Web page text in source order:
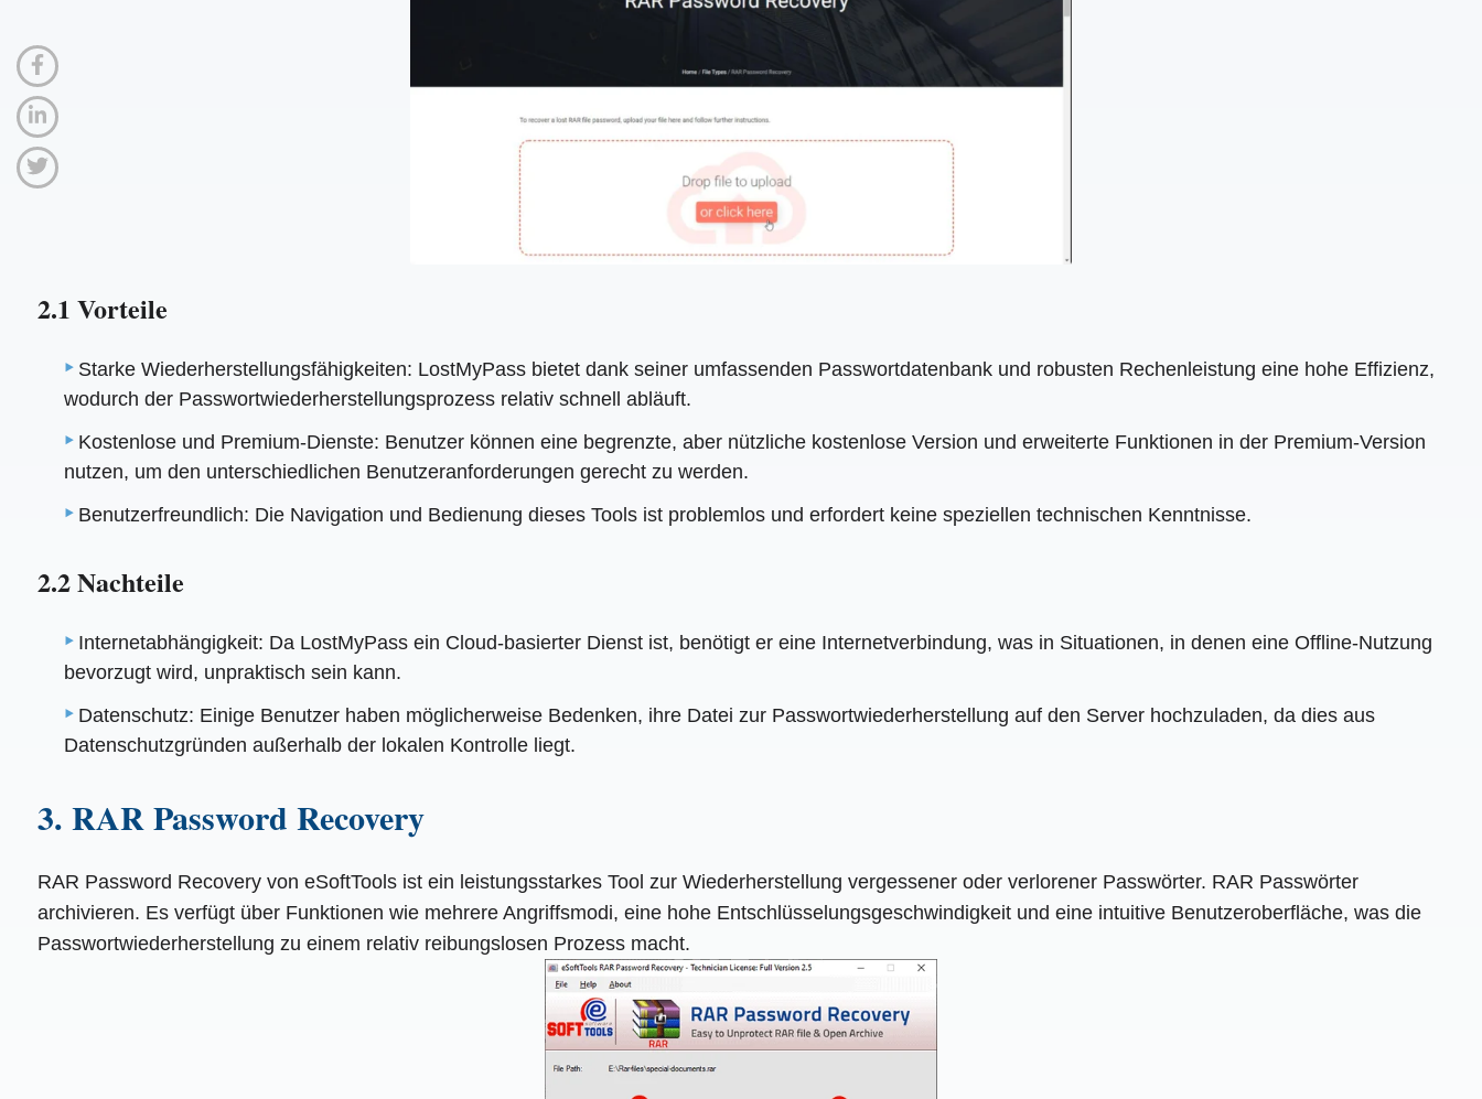
2.1 Vorteile
Starke Wiederherstellungsfähigkeiten: LostMyPass bietet dank seiner umfassenden Passwortdatenbank und robusten Rechenleistung eine hohe Effizienz,
wodurch der Passwortwiederherstellungsprozess relativ schnell abläuft.
Kostenlose und Premium-Dienste: Benutzer können eine begrenzte, aber nützliche kostenlose Version und erweiterte Funktionen in der Premium-Version
nutzen, um den unterschiedlichen Benutzeranforderungen gerecht zu werden.
Benutzerfreundlich: Die Navigation und Bedienung dieses Tools ist problemlos und erfordert keine speziellen technischen Kenntnisse.
2.2 Nachteile
Internetabhängigkeit: Da LostMyPass ein Cloud-basierter Dienst ist, benötigt er eine Internetverbindung, was in Situationen, in denen eine Offline-Nutzung
bevorzugt wird, unpraktisch sein kann.
Datenschutz: Einige Benutzer haben möglicherweise Bedenken, ihre Datei zur Passwortwiederherstellung auf den Server hochzuladen, da dies aus
Datenschutzgründen außerhalb der lokalen Kontrolle liegt.
3. RAR Password Recovery
RAR Password Recovery von eSoftTools ist ein leistungsstarkes Tool zur Wiederherstellung vergessener oder verlorener Passwörter. RAR Passwörter
archivieren. Es verfügt über Funktionen wie mehrere Angriffsmodi, eine hohe Entschlüsselungsgeschwindigkeit und eine intuitive Benutzeroberfläche, was die
Passwortwiederherstellung zu einem relativ reibungslosen Prozess macht.